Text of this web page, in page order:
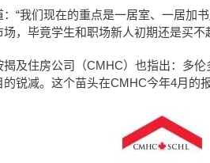
：“我们现在的重点是一居室、一居加
，毕竟学生和职场新人初期还是买不
揭及住房公司（CMHC）也指出：多
锐减。这个苗头在CMHC今年4月的